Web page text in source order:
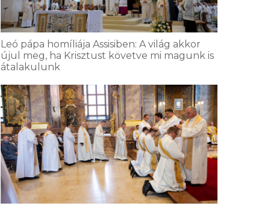
Leó pápa homíliája Assisiben: A világ akkor
újul meg, ha Krisztust követve mi magunk is
átalakulunk